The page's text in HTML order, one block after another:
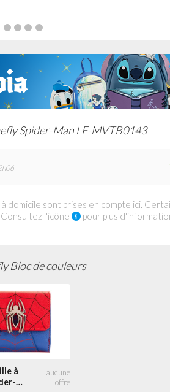
Spider-Man LF-MVTB0143
domicile sont prises en compte ici.
l'icône
pour plus
Bloc de couleurs
à